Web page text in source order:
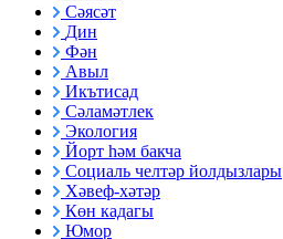
Сәясәт
Дин
Фән
Авыл
Икътисад
Сәламәтлек
Экология
Йорт һәм бакча
Социаль челтәр йолдызлары
Хәвеф-хәтәр
Көн кадагы
Юмор